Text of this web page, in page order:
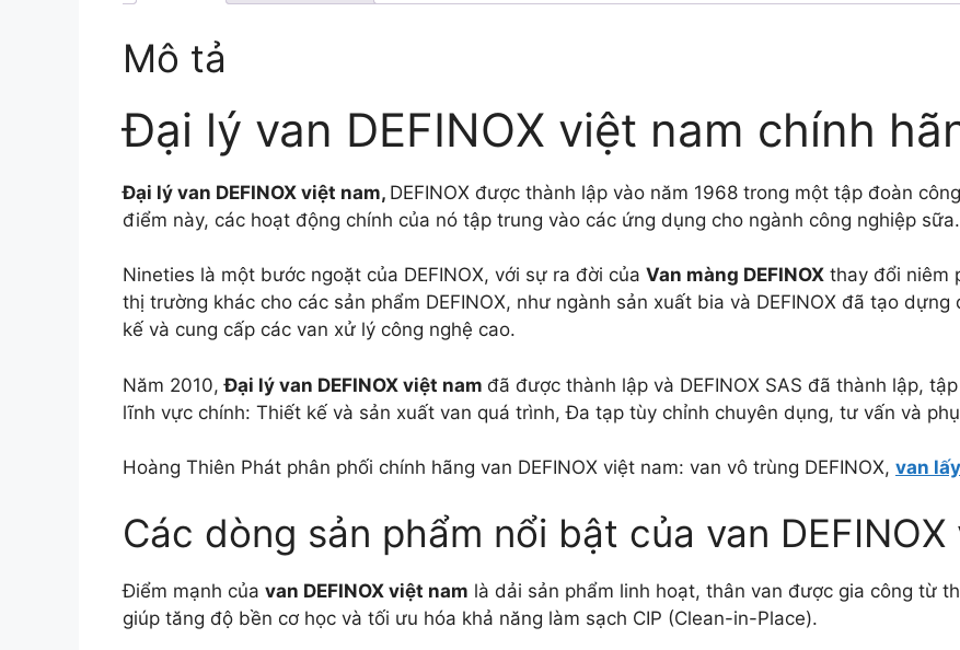
Mô tả
Đại lý van DEFINOX việt nam chính
Đại lý van DEFINOX việt nam, DEFINOX được thành lập vào năm 1968 trong một tập đoàn
điểm này, các hoạt động chính của nó tập trung vào các ứng dụng cho ngành công nghiệp sữa.
Nineties là một bước ngoặt của DEFINOX, với sự ra đời của Van màng DEFINOX thay đổi niêm
thị trường khác cho các sản phẩm DEFINOX, như ngành sản xuất bia và DEFINOX đã tạo
kế và cung cấp các van xử lý công nghệ cao.
Năm 2010,Đại lý van DEFINOX việt nam đã được thành lập và DEFINOX SAS đã thành lập,
lĩnh vực chính: Thiết kế và sản xuất van quá trình, Đa tạp tùy chỉnh chuyên dụng, tư vấn và
Hoàng Thiên Phát phân phối chính hãng van DEFINOX việt nam: van vô trùng DEFINOX, van
Các dòng sản phẩm nổi bật của van DEFINOX
Điểm mạnh của van DEFINOX việt nam là dải sản phẩm linh hoạt, thân van được gia công từ
giúp tăng độ bền cơ học và tối ưu hóa khả năng làm sạch CIP (Clean-in-Place).